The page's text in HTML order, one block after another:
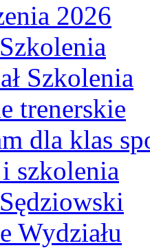
2026
Szkolenia
trenerskie
dla klas
szkolenia
Wydziału